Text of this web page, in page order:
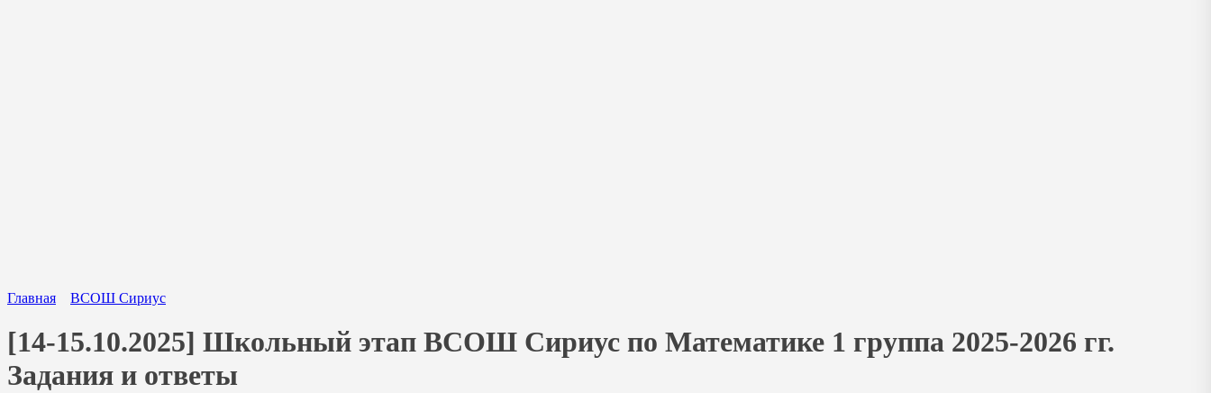
Главная ВСОШ Сириус
[14-15.10.2025] Школьный этап ВСОШ Сириус по Математике 1 группа 2025-2026 гг.
Задания и ответы